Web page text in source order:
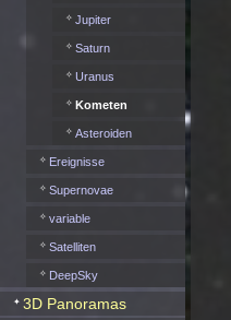
Jupiter
Saturn
Uranus
Kometen
Asteroiden
Ereignisse
Supernovae
variable
Satelliten
DeepSky
3D Panoramas